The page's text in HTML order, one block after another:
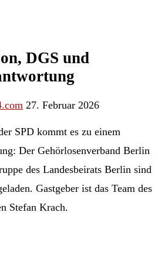
DGS und
27. Februar 2026
SPD kommt es zu einem
Der Gehörlosenverband Berlin
des Landesbeirats Berlin sind
Gastgeber ist das Team des
Stefan Krach.